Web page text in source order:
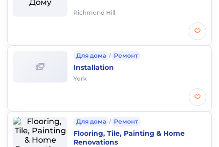
Richmond Hill
Для дома / Ремонт
Installation
York
Для дома / Ремонт
Flooring, Tile, Painting & Home
Renovations